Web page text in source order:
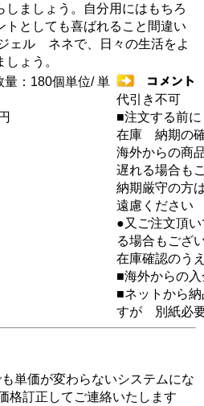
しましょう。自分用にはもちろ
トとしても喜ばれること間違い
ェル ネネで、日々の生活をよ
ょう。
量：180個単位/ 単
代引き不可
■注文する前に
在庫 納期の
海外からの商
遅れる場合も
納期厳守の方
遠慮ください
●又ご注文頂
る場合もござ
在庫確認のう
■海外からの
■ネットから
すが 別紙必
単価が変わらないシステムにな
格訂正してご連絡いたします